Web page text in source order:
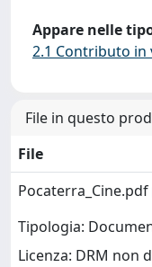
Appare nelle
2.1 Contributo in
File in questo
File
Pocaterra_Cine.pdf
Tipologia:
Licenza: DRM non